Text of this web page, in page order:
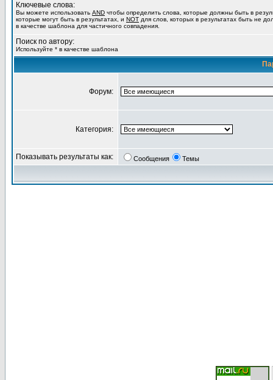
Ключевые слова:
Вы можете использовать AND чтобы определить слова, которые должны быть в
которые могут быть в результатах, и NOT для слов, которых в результатах быть не
в качестве шаблона для частичного совпадения.
Поиск по автору:
Используйте * в качестве шаблона
Форум:
Категория:
Показывать результаты как: Сообщения Темы